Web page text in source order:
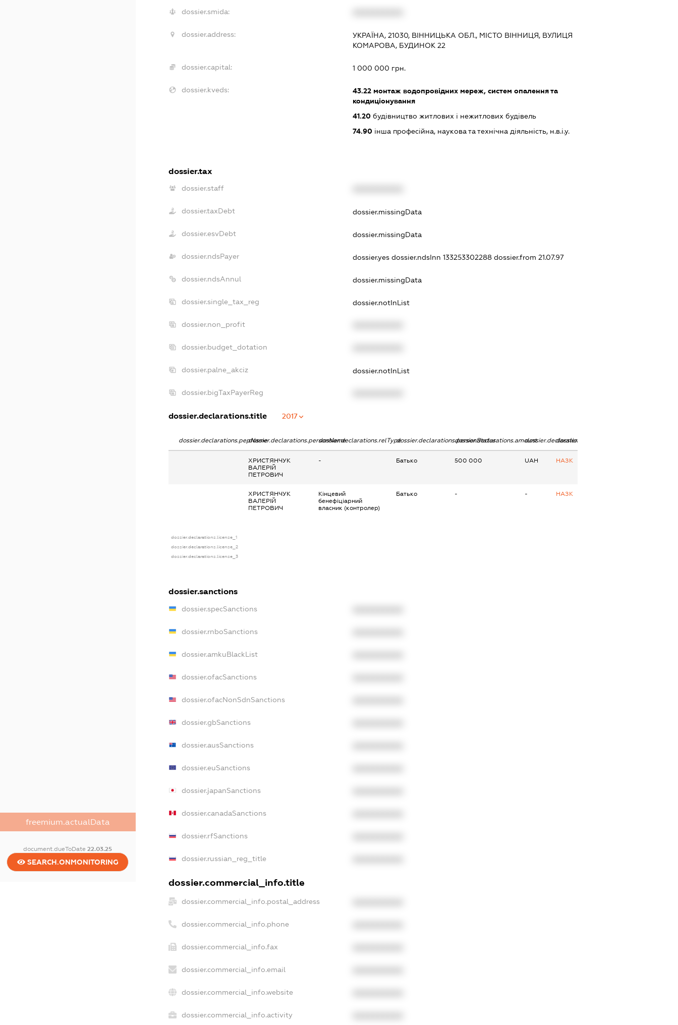
freemium.actualData
document.dueToDate22.03.25
SEARCH.ONMONITORING
dossier.smida:
dossier.address:
УКРАЇНА, 21030, ВІННИЦЬКА ОБЛ., МІСТО ВІННИЦЯ, ВУЛИЦЯ
КОМАРОВА, БУДИНОК 22
dossier.capital: 1 000 000 грн.
dossier.kveds: 43.22монтаж водопровідних мереж, систем опалення та
кондиціонування
41.20будівництво житлових і нежитлових будівель
74.90інша професійна, наукова та технічна діяльність, н.в.і.у.
dossier.tax
dossier.staff
dossier.taxDebt dossier.missingData
dossier.esvDebt dossier.missingData
dossier.ndsPayer dossier.yes dossier.ndsInn 133253302288 dossier.from 21.07.97
dossier.ndsAnnul dossier.missingData
dossier.single_tax_reg dossier.notInList
dossier.non_profit
dossier.budget_dotation
dossier.palne_akciz dossier.notInList
dossier.bigTaxPayerReg
dossier.declarations.title 2017
dossier.declarations.pepNamedossier.declarations.personNamedossier.declarations.relTypedossier.declarations.personStatusdossier.declarations.amountdossier.declarations.currency
dossier.declarations.source
ХРИСТЯНЧУК
ВАЛЕРІЙ
ПЕТРОВИЧ
- Батько 500 000 UAH НАЗК
ХРИСТЯНЧУК
ВАЛЕРІЙ
ПЕТРОВИЧ
Кінцевий
бенефіціарний
власник (контролер)
Батько - - НАЗК
dossier.declarations.license_1
dossier.declarations.license_2
dossier.declarations.license_3
dossier.sanctions
dossier.specSanctions
dossier.rnboSanctions
dossier.amkuBlackList
dossier.ofacSanctions
dossier.ofacNonSdnSanctions
dossier.gbSanctions
dossier.ausSanctions
dossier.euSanctions
dossier.japanSanctions
dossier.canadaSanctions
dossier.rfSanctions
dossier.russian_reg_title
dossier.commercial_info.title
dossier.commercial_info.postal_address
dossier.commercial_info.phone
dossier.commercial_info.fax
dossier.commercial_info.email
dossier.commercial_info.website
dossier.commercial_info.activity